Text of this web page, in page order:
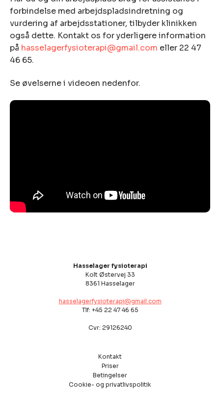
forbindelse med arbejdspladsindretning og
vurdering af arbejdsstationer, tilbyder klinikken
også dette. Kontakt os for yderligere information
på hasselagerfysioterapi@gmail.com eller 22 47
46 65.
Se øvelserne i videoen nedenfor.
Hasselager fysioterapi
Kolt Østervej 33
8361 Hasselager
hasselagerfysioterapi@gmail.com
Tlf: +45 22 47 46 65
Cvr: 29126240
Kontakt
Priser
Betingelser
Cookie- og privatlivspolitik